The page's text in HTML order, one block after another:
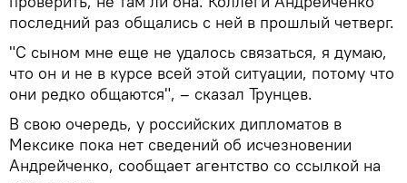
последний раз общались с ней в прошлый четверг.
"С сыном мне еще не удалось связаться, я думаю,
что он и не в курсе всей этой ситуации, потому что
они редко общаются", – сказал Трунцев.
В свою очередь, у российских дипломатов в
Мексике пока нет сведений об исчезновении
Андрейченко, сообщает агентство со ссылкой на